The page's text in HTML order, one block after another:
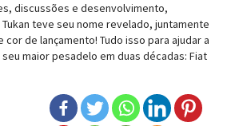
discussões e desenvolvimento,
teve seu nome revelado, juntamente
de lançamento! Tudo isso para ajudar a
maior pesadelo em duas décadas: Fiat